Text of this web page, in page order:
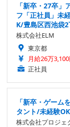
「新卒・27卒
フ「正社員」未
K/豊島区西池袋2
株式会社ELM
東京都
月給26万
正社員
「新卒・ゲーム
タント/未経験
株式会社プロジェ